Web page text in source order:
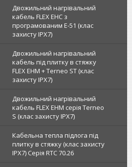
Двожильний нагрівальний
кабель FLEX EHС з
програмованим E-51 (клас
захисту IPX7)
Двожильний нагрівальний
кабель під плитку в стяжку
FLEX EHM + Terneo ST (клас
захисту IPX7)
Двожильний нагрівальний
кабель FLEX EHM серія Terneo
S (клас захисту IPX7)
Кабельна тепла підлога під
плитку в стяжку (клас захисту
IPX7) Серія RTC 70.26